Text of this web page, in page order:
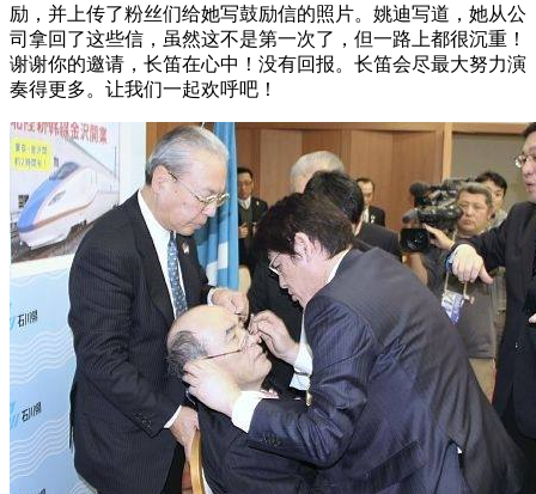
励，并上传了粉丝们给她写鼓励信的照片。姚迪写道，她从公
司拿回了这些信，虽然这不是第一次了，但一路上都很沉重！
谢谢你的邀请，长笛在心中！没有回报。长笛会尽最大努力演
奏得更多。让我们一起欢呼吧！